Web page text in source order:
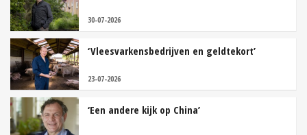
30-07-2026
‘Vleesvarkensbedrijven en geldtekort’
23-07-2026
‘Een andere kijk op China’